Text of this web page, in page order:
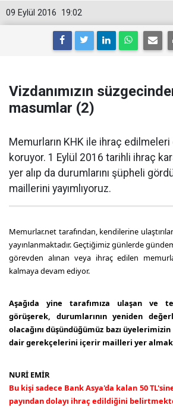
19:02
09 Eylül 2016
Vizdanımızın
masumlar (2)
Memurların KHK ile ihraç
koruyor. 1 Eylül 2016 tarihli ihraç
yer alıp da durumlarını şüpheli
maillerini yayımlıyoruz.
Memurlar.net tarafından, kendilerine
yayınlanmaktadır. Geçtiğimiz günlerde
görevden alınan veya ihraç edilen
kalmaya devam ediyor.
Aşağıda yine tarafımıza ulaşan
görüşerek, durumlarının yeniden
olacağını düşündüğümüz bazı üyelerimizin
dair gerekçelerini içerir mailleri yer
NURİ EMİR
Bu kişi sadece Bank Asya'da kalan 50
payından dolayı ihraç edildiğini